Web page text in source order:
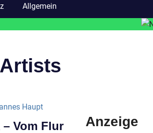
Allgemein
Artists
Vom Flur
Anzeige